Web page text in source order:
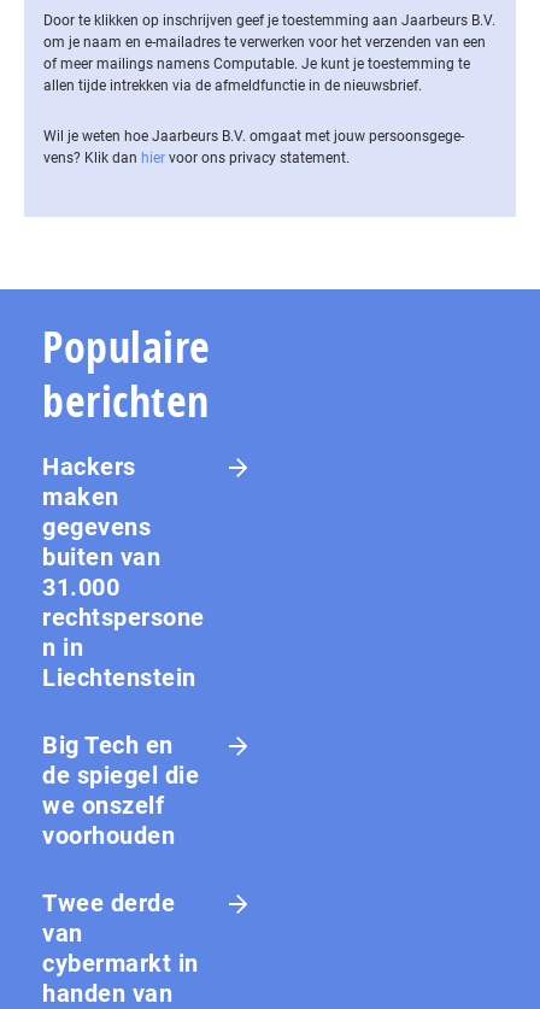
Door te klikken op inschrijven geef je toestemming aan Jaarbeurs B.V.
om je naam en e-mailadres te verwerken voor het verzenden van een
of meer mailings namens Computable. Je kunt je toestemming te
allen tijde intrekken via de af­meld­func­tie in de nieuwsbrief.
Wil je weten hoe Jaarbeurs B.V. omgaat met jouw per­soons­ge­ge­
vens? Klik dan hier voor ons privacy statement.
Populaire
berichten
Hackers
maken
gegevens
buiten van
31.000
rechtspersone
n in
Liechtenstein
Big Tech en
de spiegel die
we onszelf
voorhouden
Twee derde
van
cybermarkt in
handen van